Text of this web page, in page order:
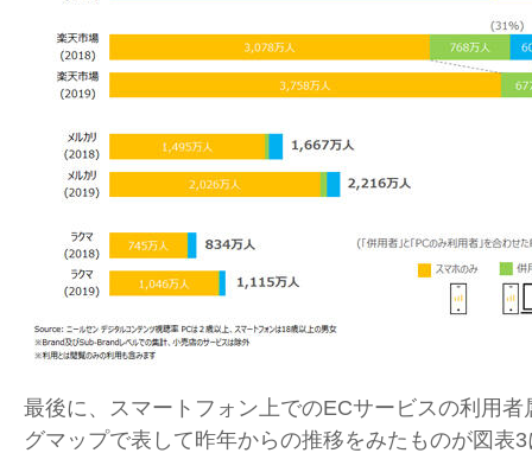
最後に、スマートフォン上でのECサービスの利用
グマップで表して昨年からの推移をみたものが図表